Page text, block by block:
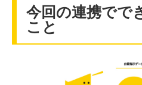
今回の連携でで
こと